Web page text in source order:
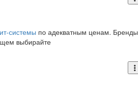
системы по адекватным ценам. Бренды
выбирайте